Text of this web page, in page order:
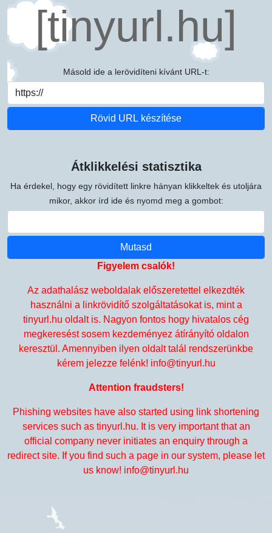
[tinyurl.hu]
Másold ide a lerövidíteni kívánt URL-t:
Átklikkelési statisztika
Ha érdekel, hogy egy rövidített linkre hányan klikkeltek és utoljára
mikor, akkor írd ide és nyomd meg a gombot:
Figyelem csalók!
Az adathalász weboldalak előszeretettel elkezdték
használni a linkrövidítő szolgáltatásokat is, mint a
tinyurl.hu oldalt is. Nagyon fontos hogy hivatalos cég
megkeresést sosem kezdeményez átírányító oldalon
keresztül. Amennyiben ilyen oldalt talál rendszerünkbe
kérem jelezze felénk! info@tinyurl.hu
Attention fraudsters!
Phishing websites have also started using link shortening
services such as tinyurl.hu. It is very important that an
official company never initiates an enquiry through a
redirect site. If you find such a page in our system, please let
us know! info@tinyurl.hu